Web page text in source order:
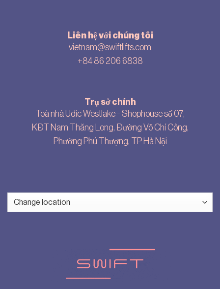
Liên hệ với chúng tôi
vietnam@swiftlifts.com
+84 86 206 6838
Trụ sở chính
Toà nhà Udic Westlake - Shophouse số 07,
KĐT Nam Thăng Long, Đường Võ Chí Công,
Phường Phú Thượng, TP Hà Nội